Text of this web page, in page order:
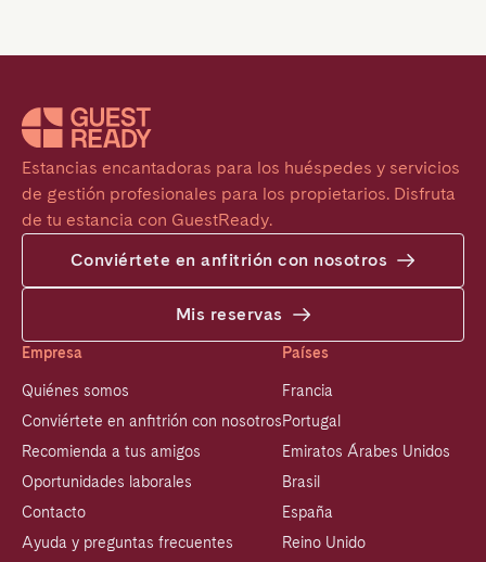
Estancias encantadoras para los huéspedes y servicios
de gestión profesionales para los propietarios. Disfruta
de tu estancia con GuestReady.
Conviértete en anfitrión con nosotros
Mis reservas
Empresa
Quiénes somos
Conviértete en anfitrión con nosotros
Recomienda a tus amigos
Oportunidades laborales
Contacto
Ayuda y preguntas frecuentes
Países
Francia
Portugal
Emiratos Árabes Unidos
Brasil
España
Reino Unido